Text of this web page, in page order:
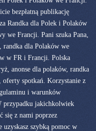
bezpłatną publikację
Randka dla Polek i Polaków
we Francji. Pani szuka Pana,
randka dla Polaków we
w FR i Francji. Polska
anonse dla polaków, randka
spotkań. Korzystanie z
i warunków
przypadku jakichkolwiek
się z nami poprzez
uzyskasz szybką pomoc w